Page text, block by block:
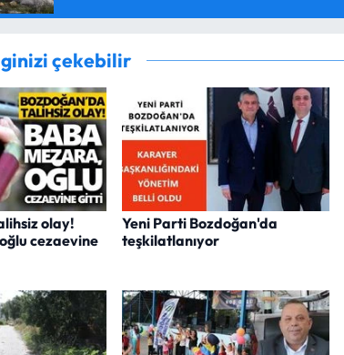
çekebilir
olay!
cezaevine
Yeni Parti Bozdoğan'da
teşkilatlanıyor